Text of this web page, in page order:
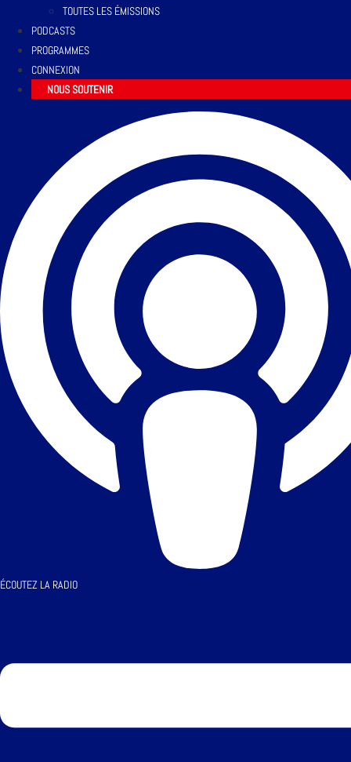
TOUTES LES ÉMISSIONS
PODCASTS
PROGRAMMES
CONNEXION
NOUS SOUTENIR
ÉCOUTEZ LA RADIO